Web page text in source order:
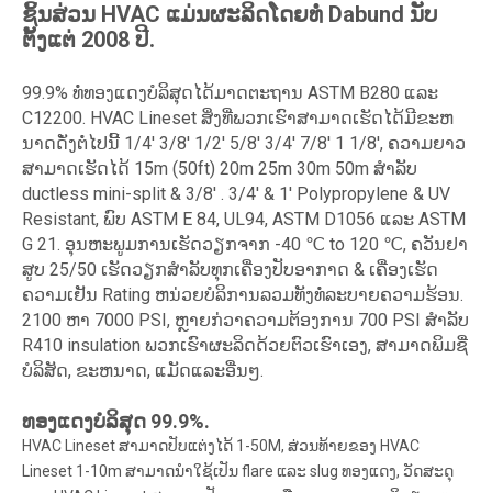
ຊິ້ນສ່ວນ HVAC ແມ່ນຜະລິດໂດຍທໍ່ Dabund ນັບ
ຕັ້ງແຕ່ 2008 ປີ.
99.9% ທໍ່ທອງແດງບໍລິສຸດໄດ້ມາດຕະຖານ ASTM B280 ແລະ
C12200. HVAC Lineset ສິ່ງທີ່ພວກເຮົາສາມາດເຮັດໄດ້ມີຂະຫ
ນາດດັ່ງຕໍ່ໄປນີ້ 1/4' 3/8' 1/2' 5/8' 3/4' 7/8' 1 1/8', ຄວາມຍາວ
ສາມາດເຮັດໄດ້ 15m (50ft) 20m 25m 30m 50m ສໍາລັບ
ductless mini-split & 3/8' . 3/4' & 1' Polypropylene & UV
Resistant, ພົບ ASTM E 84, UL94, ASTM D1056 ແລະ ASTM
G 21. ອຸນຫະພູມການເຮັດວຽກຈາກ -40 ℃ to 120 ℃, ຄວັນຢາ
ສູບ 25/50 ເຮັດວຽກສໍາລັບທຸກເຄື່ອງປັບອາກາດ & ເຄື່ອງເຮັດ
ຄວາມເຢັນ Rating ຫນ່ວຍບໍລິການລວມທັງທໍ່ລະບາຍຄວາມຮ້ອນ.
2100 ຫາ 7000 PSI, ຫຼາຍກ່ວາຄວາມຕ້ອງການ 700 PSI ສໍາລັບ
R410 insulation ພວກເຮົາຜະລິດດ້ວຍຕົວເຮົາເອງ, ສາມາດພິມຊື່
ບໍລິສັດ, ຂະຫນາດ, ແມັດແລະອື່ນໆ.
ທອງແດງບໍລິສຸດ 99.9%.
HVAC Lineset ສາມາດປັບແຕ່ງໄດ້ 1-50M, ສ່ວນທ້າຍຂອງ HVAC
Lineset 1-10m ສາມາດນໍາໃຊ້ເປັນ flare ແລະ slug ທອງແດງ, ວັດສະດຸ